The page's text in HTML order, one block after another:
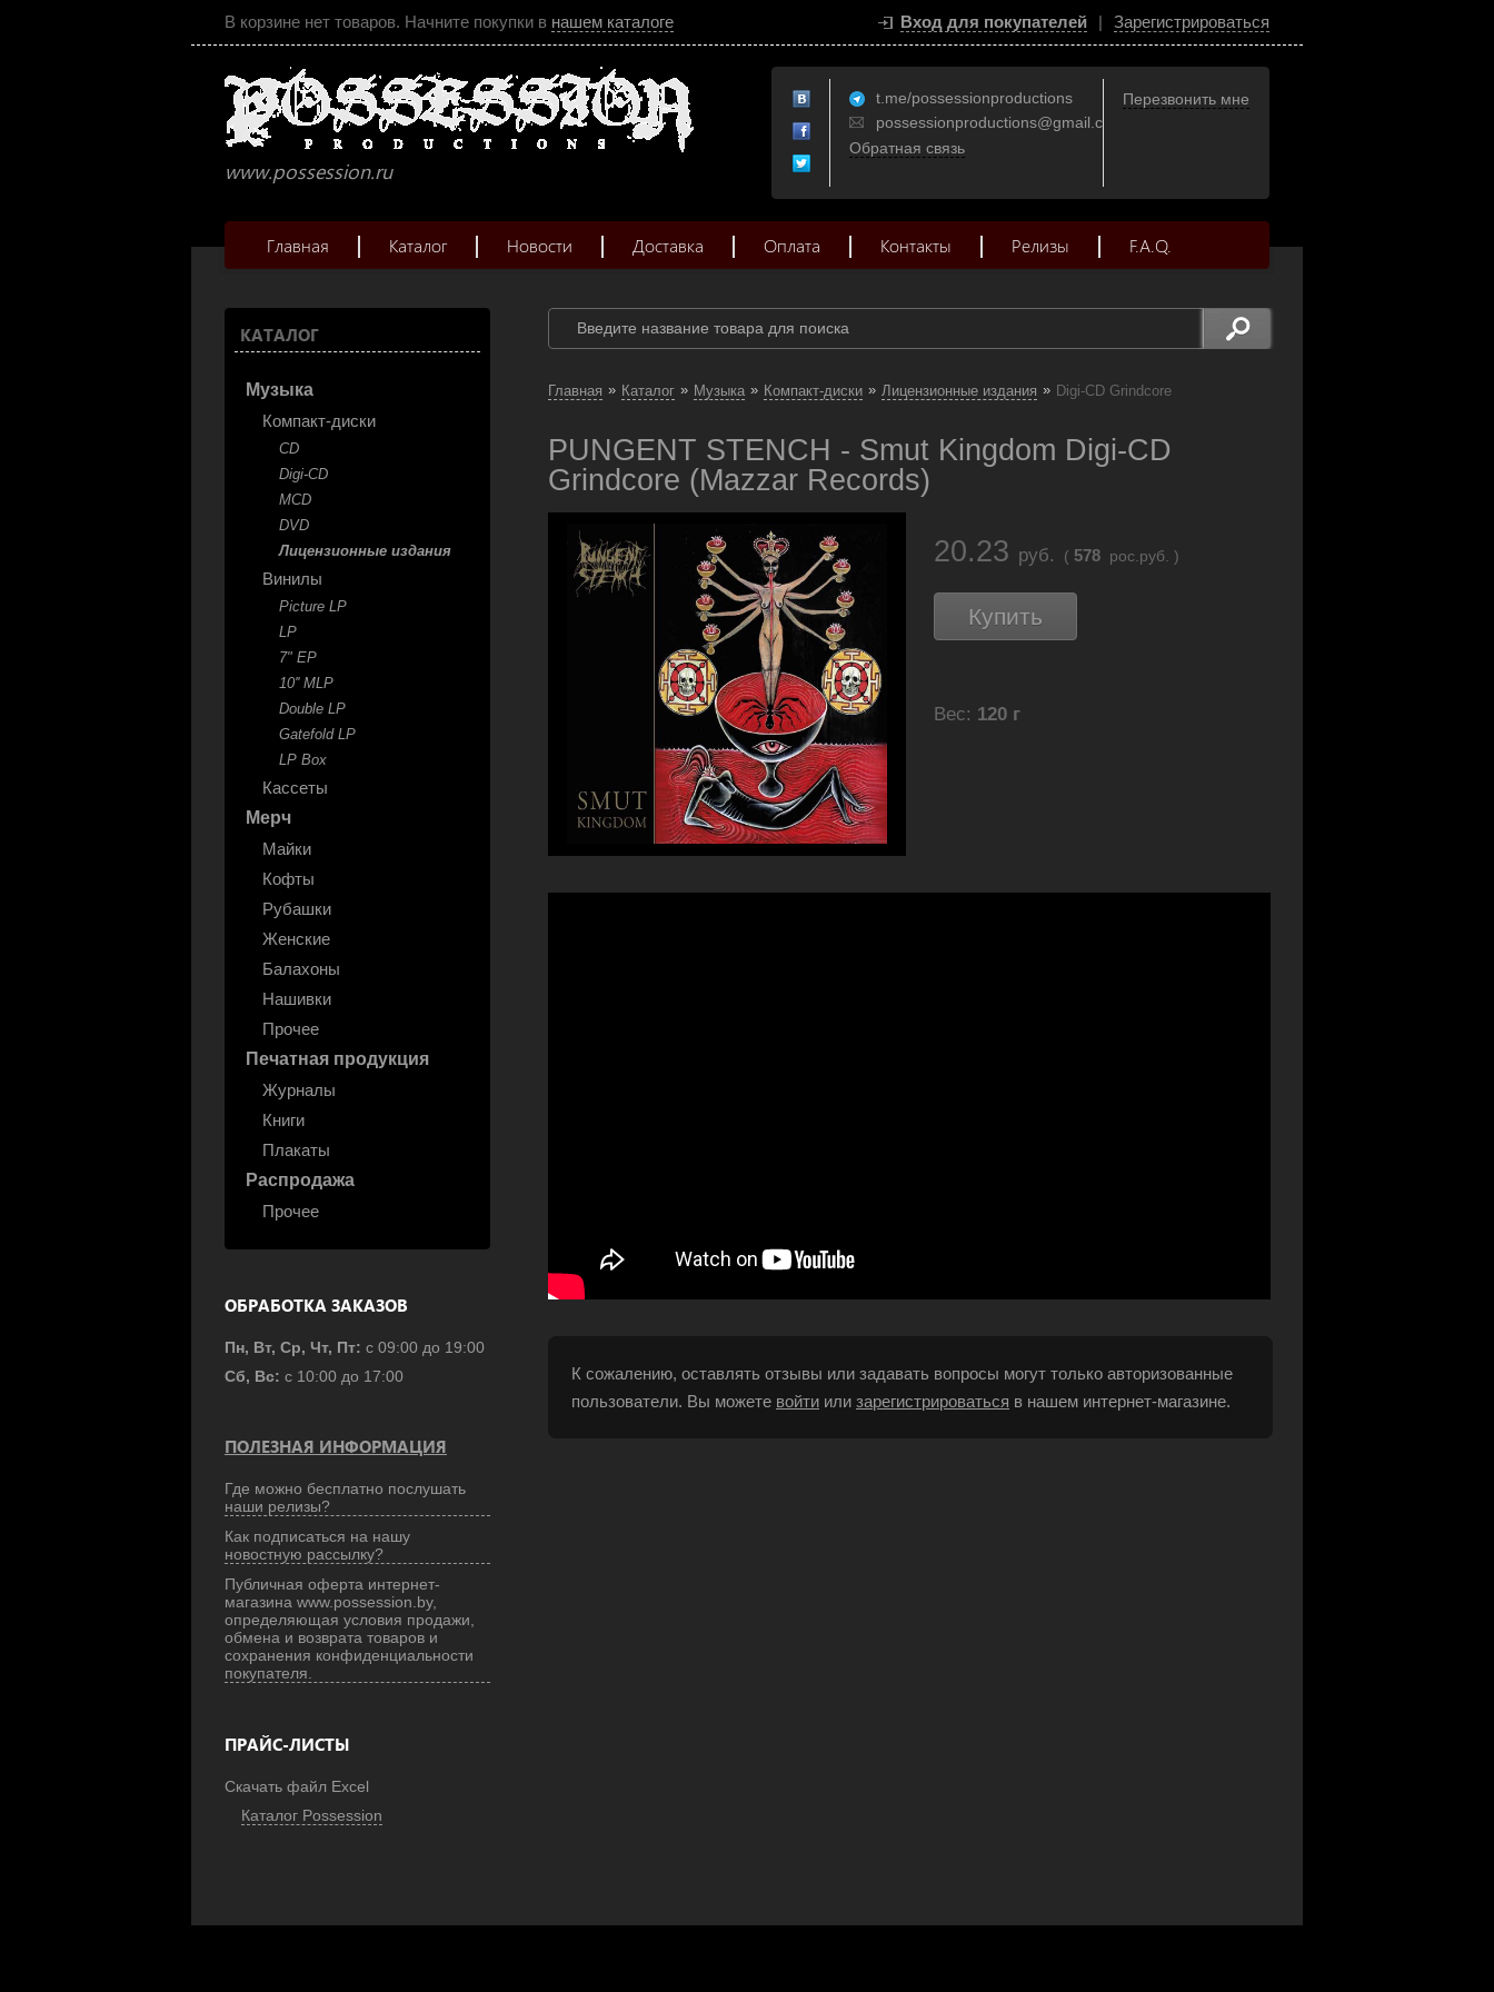
В корзине нет товаров. Начните покупки в нашем каталоге Вход для покупателей | Зарегистрироваться
www.possession.ru
t.me/possessionproductions
possessionproductions@gmail.com
Обратная связь
Перезвонить мне
Главная Каталог Новости Доставка Оплата Контакты Релизы F.A.Q.
КАТАЛОГ
Музыка
Компакт-диски
CD
Digi-CD
MCD
DVD
Лицензионные издания
Винилы
Picture LP
LP
7" EP
10'' MLP
Double LP
Gatefold LP
LP Box
Кассеты
Мерч
Майки
Кофты
Рубашки
Женские
Балахоны
Нашивки
Прочее
Печатная продукция
Журналы
Книги
Плакаты
Распродажа
Прочее
ОБРАБОТКА ЗАКАЗОВ
Пн, Вт, Ср, Чт, Пт: с 09:00 до 19:00
Сб, Вс: с 10:00 до 17:00
ПОЛЕЗНАЯ ИНФОРМАЦИЯ
Где можно бесплатно послушать
наши релизы?
Как подписаться на нашу
новостную рассылку?
Публичная оферта интернет-
магазина www.possession.by,
определяющая условия продажи,
обмена и возврата товаров и
сохранения конфиденциальности
покупателя.
ПРАЙС-ЛИСТЫ
Скачать файл Excel
Каталог Possession
Главная » Каталог » Музыка » Компакт-диски » Лицензионные издания » Digi-CD Grindcore
PUNGENT STENCH - Smut Kingdom Digi-CD
Grindcore (Mazzar Records)
20.23 руб. ( 578 рос.руб. )
Купить
Вес: 120 г
К сожалению, оставлять отзывы или задавать вопросы могут только авторизованные
пользователи. Вы можете войти или зарегистрироваться в нашем интернет-магазине.